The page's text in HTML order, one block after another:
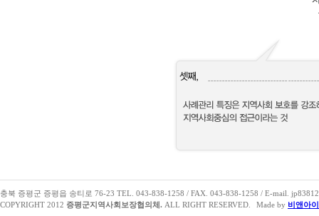
충북 증평군 증평읍 송티로 76-23 TEL. 043-838-1258 / FAX. 043-838-1258 / E-mail.
COPYRIGHT 2012 증평군지역사회보장협의체. ALL RIGHT RESERVED. Made by 비앤아이